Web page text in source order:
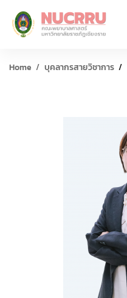
Home บุคลากรสายวิชาการ